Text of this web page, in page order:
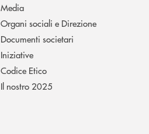
Media
Organi sociali e Direzione
Documenti societari
Iniziative
Codice Etico
Il nostro 2025